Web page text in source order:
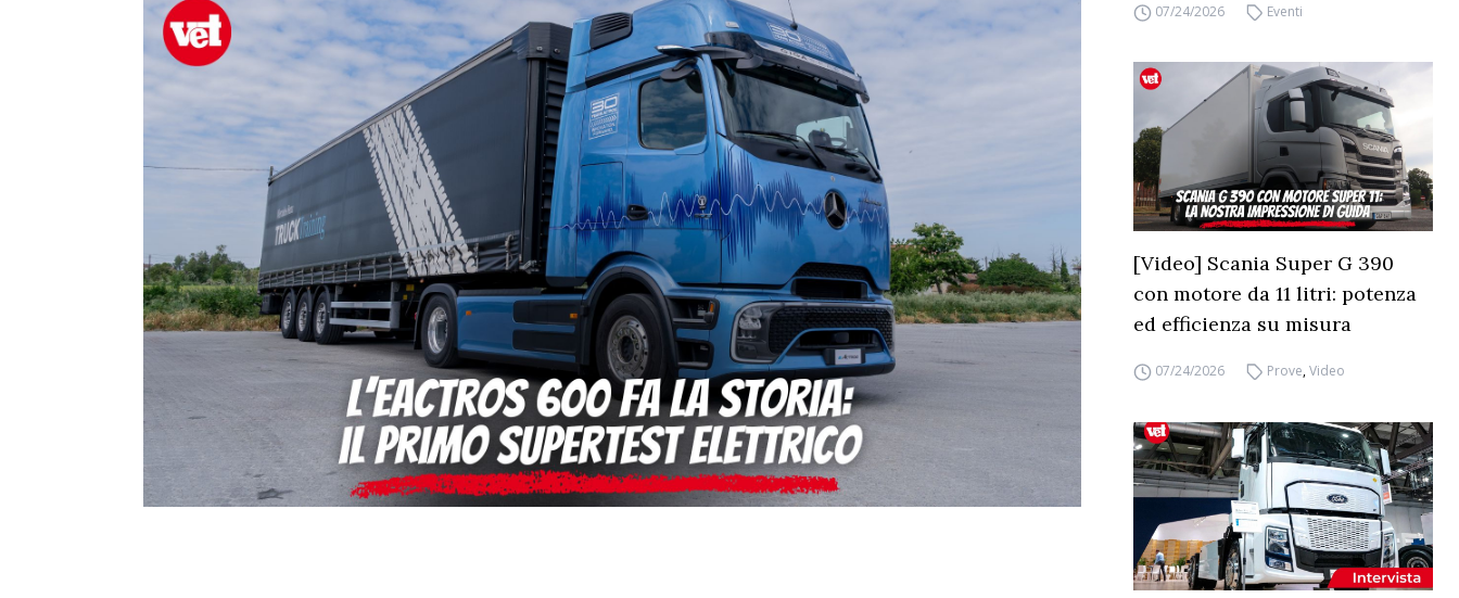
07/24/2026 Eventi
[Video] Scania Super G 390
con motore da 11 litri: potenza
ed efficienza su misura
07/24/2026 Prove,Video